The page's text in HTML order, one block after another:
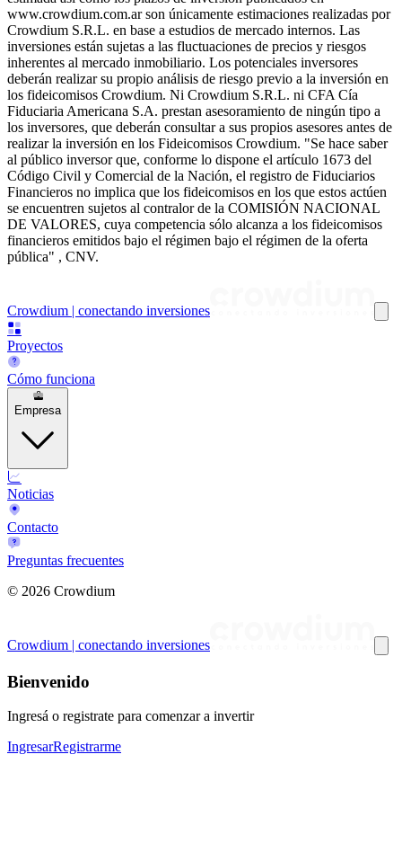
www.crowdium.com.ar son únicamente estimaciones realizadas por
Crowdium S.R.L. en base a estudios de mercado internos. Las
inversiones están sujetas a las fluctuaciones de precios y riesgos
inherentes al mercado inmobiliario. Los potenciales inversores
deberán realizar su propio análisis de riesgo previo a la inversión en
los fideicomisos Crowdium. Ni Crowdium S.R.L. ni CFA Cía
Fiduciaria Americana S.A. prestan asesoramiento de ningún tipo a
los inversores, que deberán consultar a sus propios asesores antes de
realizar la inversión en los Fideicomisos Crowdium. "Se hace saber
al público inversor que, conforme lo dispone el artículo 1673 del
Código Civil y Comercial de la Nación, el registro de Fiduciarios
Financieros no implica que los fideicomisos en los que estos actúen
se encuentren sujetos al contralor de la COMISIÓN NACIONAL
DE VALORES, cuya competencia sólo alcanza a los fideicomisos
financieros emitidos bajo el régimen bajo el régimen de la oferta
pública" , CNV.
Crowdium | conectando inversiones
Proyectos
Cómo funciona
Empresa
Noticias
Contacto
Preguntas frecuentes
© 2026 Crowdium
Crowdium | conectando inversiones
Bienvenido
Ingresá o registrate para comenzar a invertir
IngresarRegistrarme